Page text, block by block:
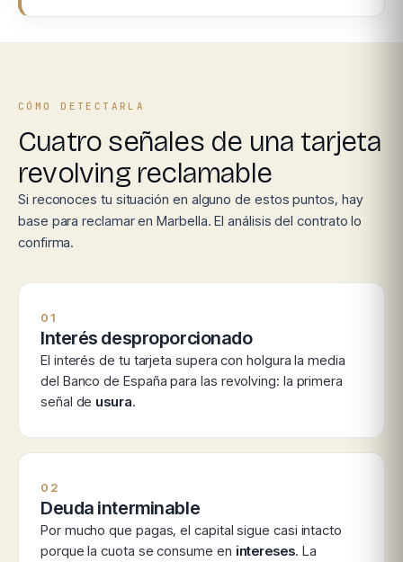
CÓMO DETECTARLA
Cuatro señales de una tarjeta
revolving reclamable
Si reconoces tu situación en alguno de estos puntos, hay
base para reclamar en Marbella. El análisis del contrato lo
confirma.
01
Interés desproporcionado
El interés de tu tarjeta supera con holgura la media
del Banco de España para las revolving: la primera
señal de usura.
02
Deuda interminable
Por mucho que pagas, el capital sigue casi intacto
porque la cuota se consume en intereses. La